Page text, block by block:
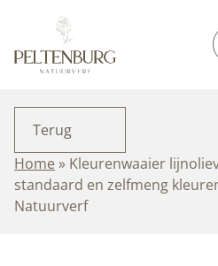
de
inhoud
Terug
Home » Kleurenwaaier
standaard en zelfmeng
Natuurverf